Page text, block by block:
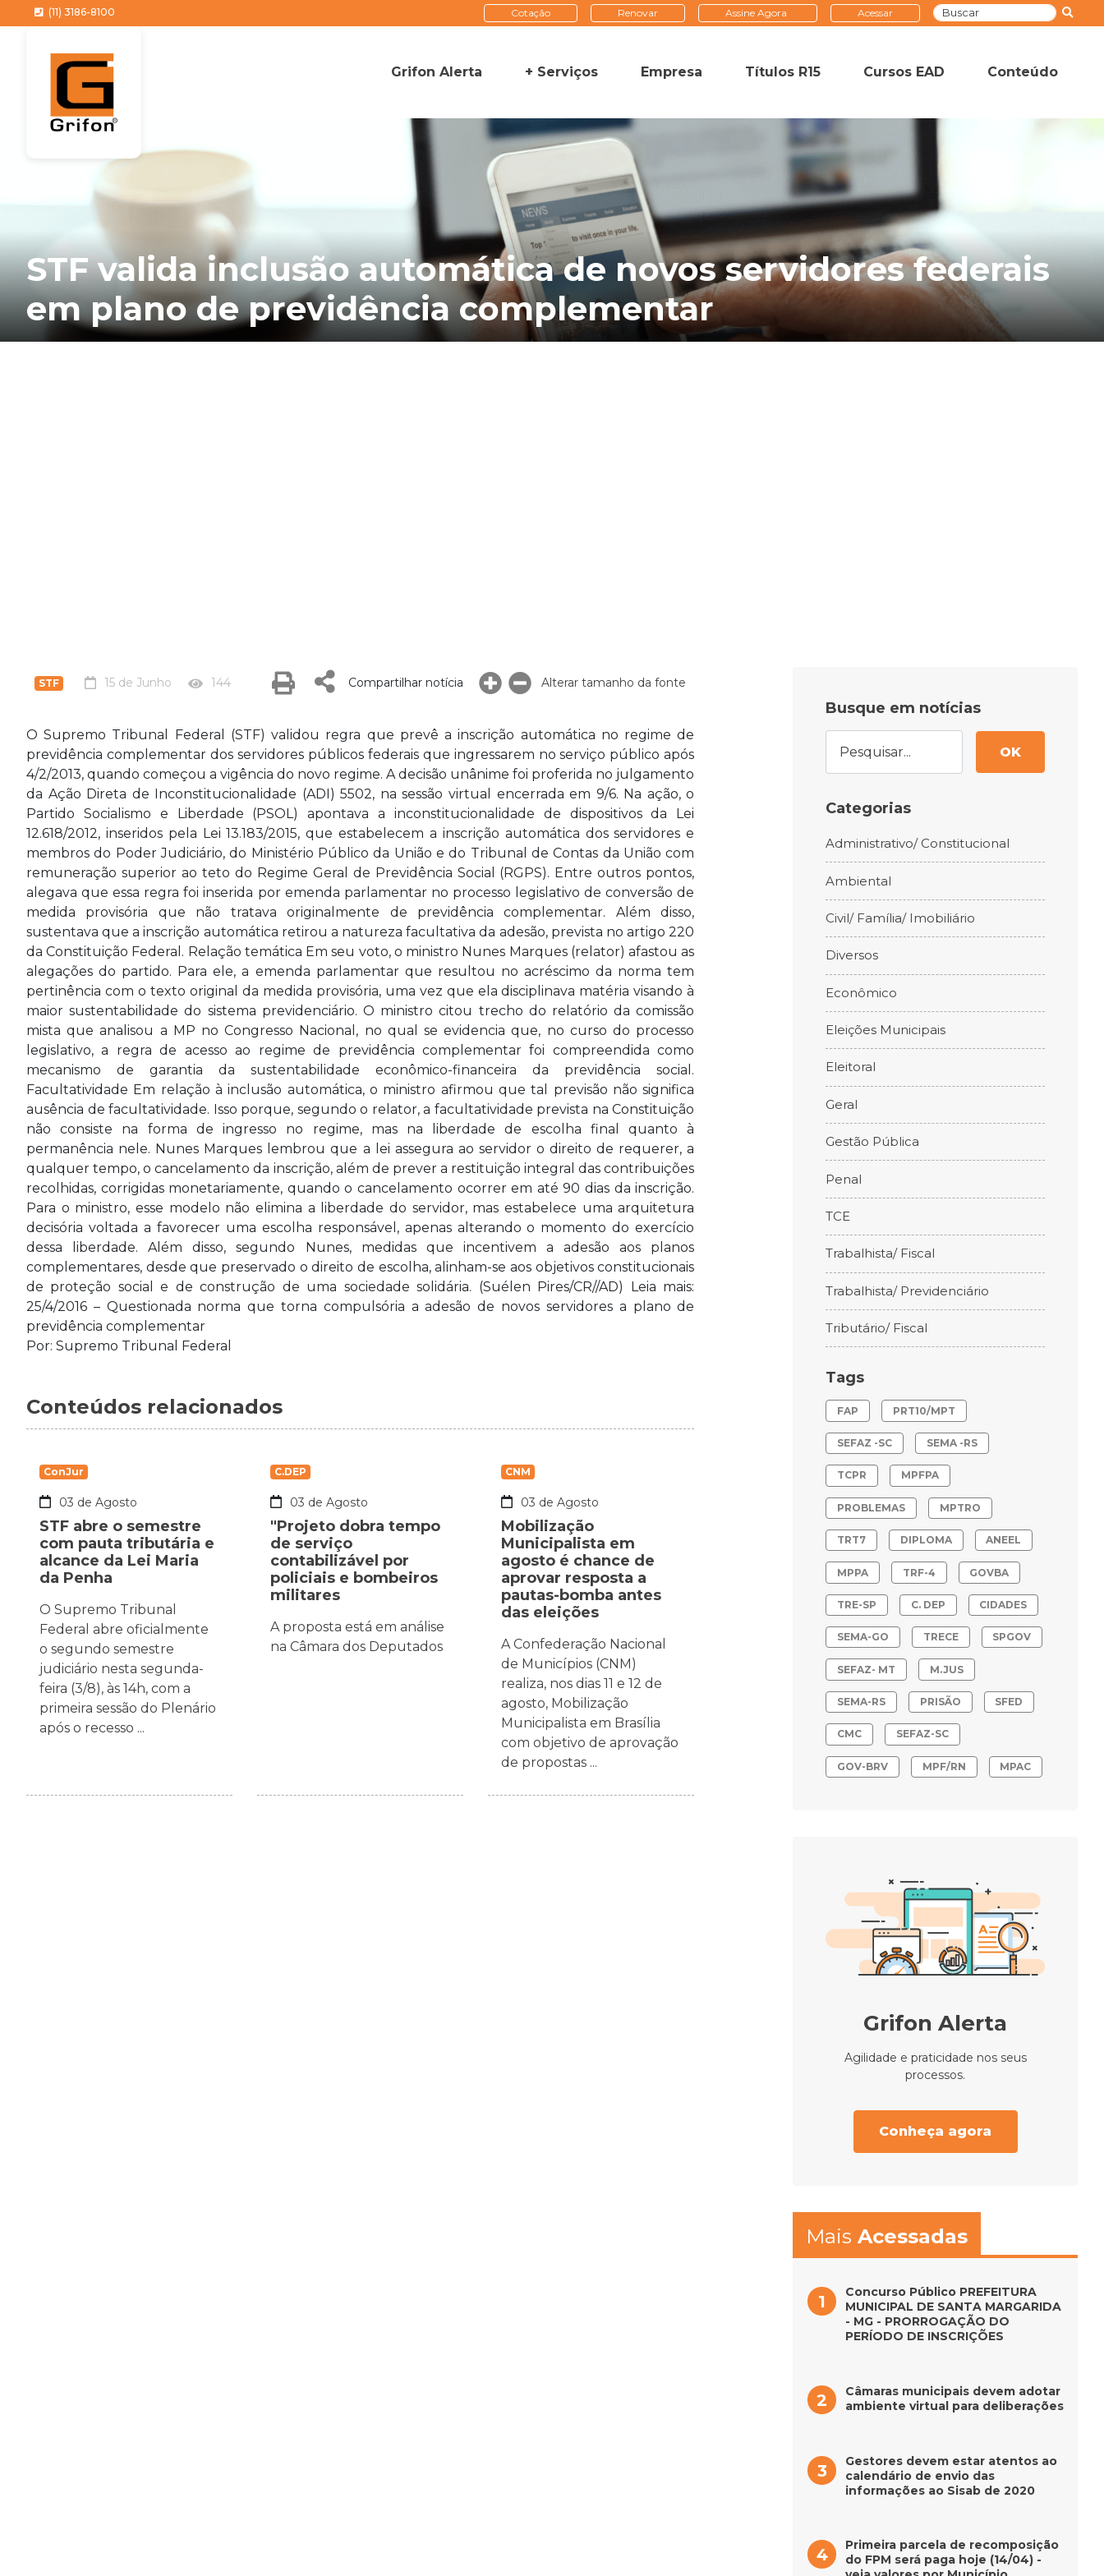
(11) 3186-8100 Cotação Renovar Assine Agora Acessar
Grifon Alerta + Serviços Empresa Títulos R15 Cursos EAD Conteúdo
STF valida inclusão automática de novos servidores federais
em plano de previdência complementar
STF 15 de Junho 144 Compartilhar notícia Alterar tamanho da fonte
O Supremo Tribunal Federal (STF) validou regra que prevê a inscrição automática no regime de
previdência complementar dos servidores públicos federais que ingressarem no serviço público após
4/2/2013, quando começou a vigência do novo regime. A decisão unânime foi proferida no julgamento
da Ação Direta de Inconstitucionalidade (ADI) 5502, na sessão virtual encerrada em 9/6. Na ação, o
Partido Socialismo e Liberdade (PSOL) apontava a inconstitucionalidade de dispositivos da Lei
12.618/2012, inseridos pela Lei 13.183/2015, que estabelecem a inscrição automática dos servidores e
membros do Poder Judiciário, do Ministério Público da União e do Tribunal de Contas da União com
remuneração superior ao teto do Regime Geral de Previdência Social (RGPS). Entre outros pontos,
alegava que essa regra foi inserida por emenda parlamentar no processo legislativo de conversão de
medida provisória que não tratava originalmente de previdência complementar. Além disso,
sustentava que a inscrição automática retirou a natureza facultativa da adesão, prevista no artigo 220
da Constituição Federal. Relação temática Em seu voto, o ministro Nunes Marques (relator) afastou as
alegações do partido. Para ele, a emenda parlamentar que resultou no acréscimo da norma tem
pertinência com o texto original da medida provisória, uma vez que ela disciplinava matéria visando à
maior sustentabilidade do sistema previdenciário. O ministro citou trecho do relatório da comissão
mista que analisou a MP no Congresso Nacional, no qual se evidencia que, no curso do processo
legislativo, a regra de acesso ao regime de previdência complementar foi compreendida como
mecanismo de garantia da sustentabilidade econômico-financeira da previdência social.
Facultatividade Em relação à inclusão automática, o ministro afirmou que tal previsão não significa
ausência de facultatividade. Isso porque, segundo o relator, a facultatividade prevista na Constituição
não consiste na forma de ingresso no regime, mas na liberdade de escolha final quanto à
permanência nele. Nunes Marques lembrou que a lei assegura ao servidor o direito de requerer, a
qualquer tempo, o cancelamento da inscrição, além de prever a restituição integral das contribuições
recolhidas, corrigidas monetariamente, quando o cancelamento ocorrer em até 90 dias da inscrição.
Para o ministro, esse modelo não elimina a liberdade do servidor, mas estabelece uma arquitetura
decisória voltada a favorecer uma escolha responsável, apenas alterando o momento do exercício
dessa liberdade. Além disso, segundo Nunes, medidas que incentivem a adesão aos planos
complementares, desde que preservado o direito de escolha, alinham-se aos objetivos constitucionais
de proteção social e de construção de uma sociedade solidária. (Suélen Pires/CR//AD) Leia mais:
25/4/2016 – Questionada norma que torna compulsória a adesão de novos servidores a plano de
previdência complementar
Por: Supremo Tribunal Federal
Conteúdos relacionados
ConJur
03 de Agosto
STF abre o semestre
com pauta tributária e
alcance da Lei Maria
da Penha
O Supremo Tribunal
Federal abre oficialmente
o segundo semestre
judiciário nesta segunda-
feira (3/8), às 14h, com a
primeira sessão do Plenário
após o recesso ...
C.DEP
03 de Agosto
"Projeto dobra tempo
de serviço
contabilizável por
policiais e bombeiros
militares
A proposta está em análise
na Câmara dos Deputados
CNM
03 de Agosto
Mobilização
Municipalista em
agosto é chance de
aprovar resposta a
pautas-bomba antes
das eleições
A Confederação Nacional
de Municípios (CNM)
realiza, nos dias 11 e 12 de
agosto, Mobilização
Municipalista em Brasília
com objetivo de aprovação
de propostas ...
Busque em notícias
OK
Categorias
Administrativo/ Constitucional
Ambiental
Civil/ Família/ Imobiliário
Diversos
Econômico
Eleições Municipais
Eleitoral
Geral
Gestão Pública
Penal
TCE
Trabalhista/ Fiscal
Trabalhista/ Previdenciário
Tributário/ Fiscal
Tags
FAP PRT10/MPT
SEFAZ -SC SEMA -RS
TCPR MPFPA
PROBLEMAS MPTRO
TRT7 DIPLOMA ANEEL
MPPA TRF-4 GOVBA
TRE-SP C. DEP CIDADES
SEMA-GO TRECE SPGOV
SEFAZ- MT M.JUS
SEMA-RS PRISÃO SFED
CMC SEFAZ-SC
GOV-BRV MPF/RN MPAC
Grifon Alerta
Agilidade e praticidade nos seus
processos.
Conheça agora
Mais Acessadas
Concurso Público PREFEITURA
MUNICIPAL DE SANTA MARGARIDA
- MG - PRORROGAÇÃO DO
PERÍODO DE INSCRIÇÕES
Câmaras municipais devem adotar
ambiente virtual para deliberações
Gestores devem estar atentos ao
calendário de envio das
informações ao Sisab de 2020
Primeira parcela de recomposição
do FPM será paga hoje (14/04) -